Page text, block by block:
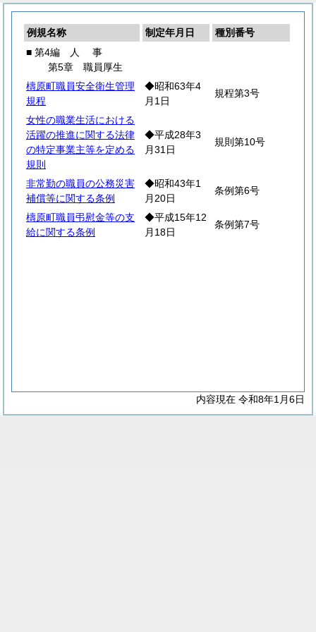
例規名称 制定年月日
種別番号
■ 第4編
人 事
第5章 職員厚生
檮原町職員安全衛生管理
規程
◆昭和63年4
月1日
規程第3号
女性の職業生活における
活躍の推進に関する法律
の特定事業主等を定める
規則
◆平成28年3
月31日
規則第10号
非常勤の職員の公務災害
補償等に関する条例
◆昭和43年1
月20日
条例第6号
檮原町職員弔慰金等の支
給に関する条例
◆平成15年12
月18日
条例第7号
内容現在 令和8年1月6日